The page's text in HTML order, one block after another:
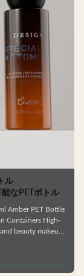
ル
なPETボトル
Amber PET Bottle
Containers High-
beauty makeup
that resist
Capacities